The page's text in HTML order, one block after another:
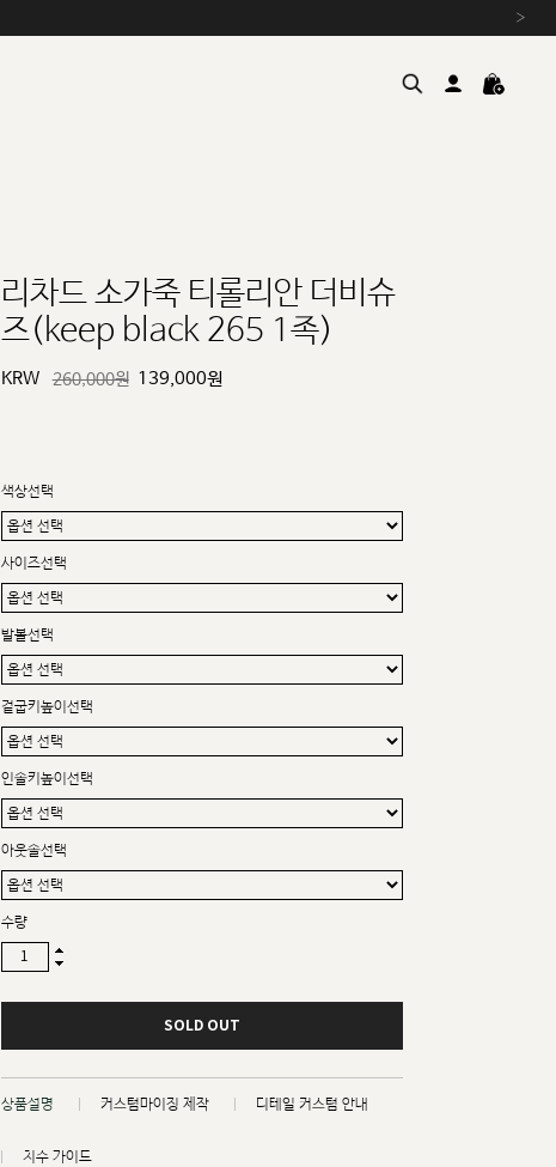
›
sat,sun,holiday off
리차드 소가죽 티롤리안 더비슈
즈(keep black 265 1족)
KRW 260,000원 139,000원
색상선택
사이즈선택
발볼선택
겉굽키높이선택
인솔키높이선택
아웃솔선택
수량
SOLD OUT
상품설명 커스텀마이징 제작 디테일 커스텀 안내
치수 가이드